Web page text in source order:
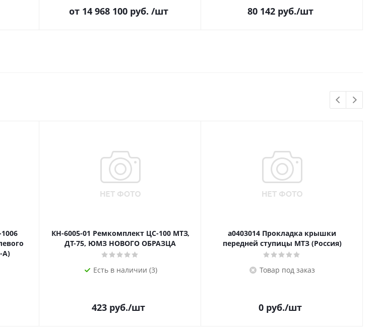
от 14 968 100 руб. /шт 80 142руб./шт
А)
КН-6005-01 Ремкомплект ЦС-100 МТЗ,
ДТ-75, ЮМЗ НОВОГО ОБРАЗЦА
Есть в наличии (3)
423 руб./шт
a0403014 Прокладка крышки
передней ступицы МТЗ (Россия)
Товар под заказ
0 руб./шт